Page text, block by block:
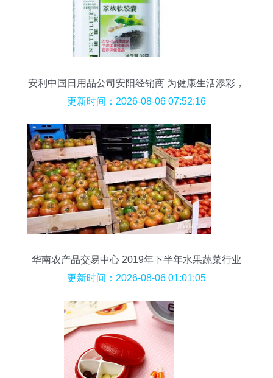
安利中国日用品公司安阳经销商 为健康生活添彩，
以品质服务引领社区实践
更新时间：2026-08-06 07:52:16
华南农产品交易中心 2019年下半年水果蔬菜行业
四大趋势与食用农产品零售新动向
更新时间：2026-08-06 01:01:05